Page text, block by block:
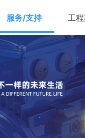
服务/支持 工